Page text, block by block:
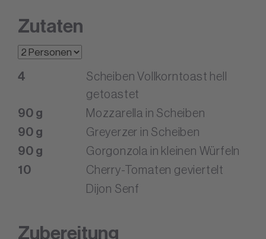
Zutaten
4
Scheiben Vollkorntoast hell
getoastet
90 g Mozzarella in Scheiben
90 g Greyerzer in Scheiben
90 g Gorgonzola in kleinen Würfeln
10
Cherry-Tomaten geviertelt
Dijon Senf
Zubereitung